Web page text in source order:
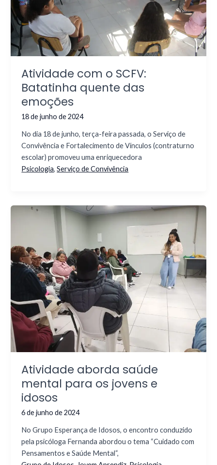
Atividade com o SCFV:
Batatinha quente das
emoções
18 de junho de 2024
No dia 18 de junho, terça-feira passada, o Serviço de
Convivência e Fortalecimento de Vínculos (contraturno
escolar) promoveu uma enriquecedora
Psicologia,Serviço de Convivência
Atividade aborda saúde
mental para os jovens e
idosos
6 de junho de 2024
No Grupo Esperança de Idosos, o encontro conduzido
pela psicóloga Fernanda abordou o tema “Cuidado com
Pensamentos e Saúde Mental“,